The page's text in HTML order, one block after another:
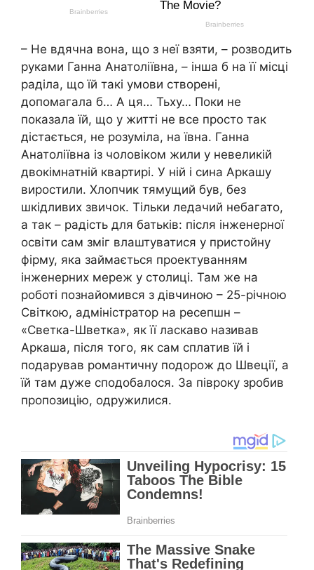
– Не вдячна вона, що з неї взяти, – розводить
руками Ганна Анатоліївна, – інша б на її місці
раділа, що їй такі умови створені,
допомагала б… А ця… Тьху… Поки не
показала їй, що у житті не все просто так
дістається, не розуміла, на ївна. Ганна
Анатоліївна із чоловіком жили у невеликій
двокімнатній квартирі. У ній і сина Аркашу
виростили. Хлопчик тямущий був, без
шкідливих звичок. Тільки ледачий небагато,
а так – радість для батьків: після інженерної
освіти сам зміг влаштуватися у пристойну
фірму, яка займається проектуванням
інженерних мереж у столиці. Там же на
роботі познайомився з дівчиною – 25-річною
Світкою, адміністратор на ресепшн –
«Светка-Шветка», як її ласкаво називав
Аркаша, після того, як сам сплатив їй і
подарував романтичну подорож до Швеції, а
їй там дуже сподобалося. За півроку зробив
пропозицію, одружилися.